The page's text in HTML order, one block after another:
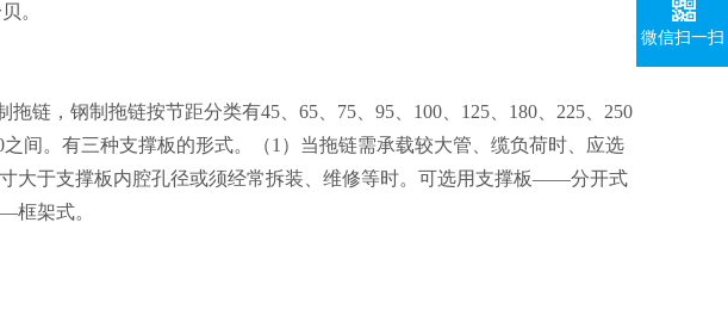
。
链，钢制拖链按节距分类有45、65、75、95、100、125、180、225、250
间。有三种支撑板的形式。（1）当拖链需承载较大管、缆负荷时、应选
大于支撑板内腔孔径或须经常拆装、维修等时。可选用支撑板——分开式
框架式。
微信扫一扫